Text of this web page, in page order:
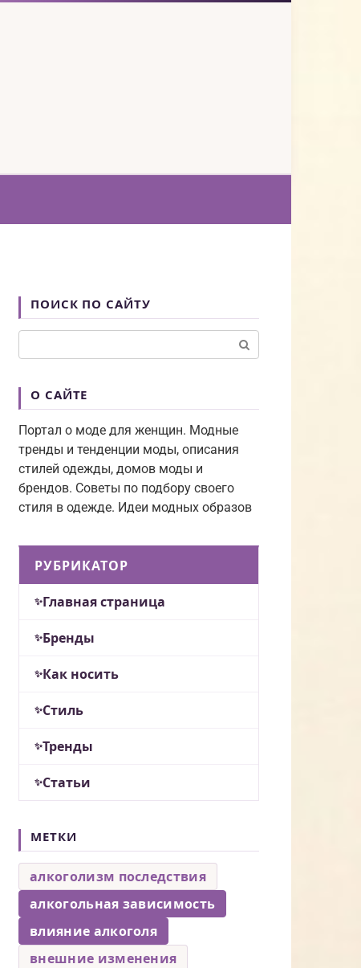
ПОИСК ПО САЙТУ
О САЙТЕ
Портал о моде для женщин. Модные
тренды и тенденции моды, описания
стилей одежды, домов моды и
брендов. Советы по подбору своего
стиля в одежде. Идеи модных образов
РУБРИКАТОР
Главная страница
Бренды
Как носить
Стиль
Тренды
Статьи
МЕТКИ
алкоголизм последствия
алкогольная зависимость
влияние алкоголя
внешние изменения